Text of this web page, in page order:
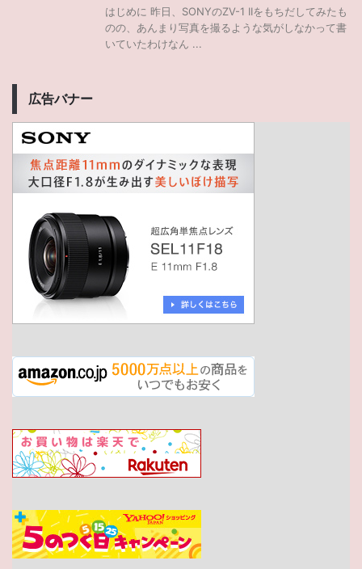
はじめに 昨日、SONYのZV-1 IIをもちだしてみたも
のの、あんまり写真を撮るような気がしなかって書
いていたわけなん ...
広告バナー